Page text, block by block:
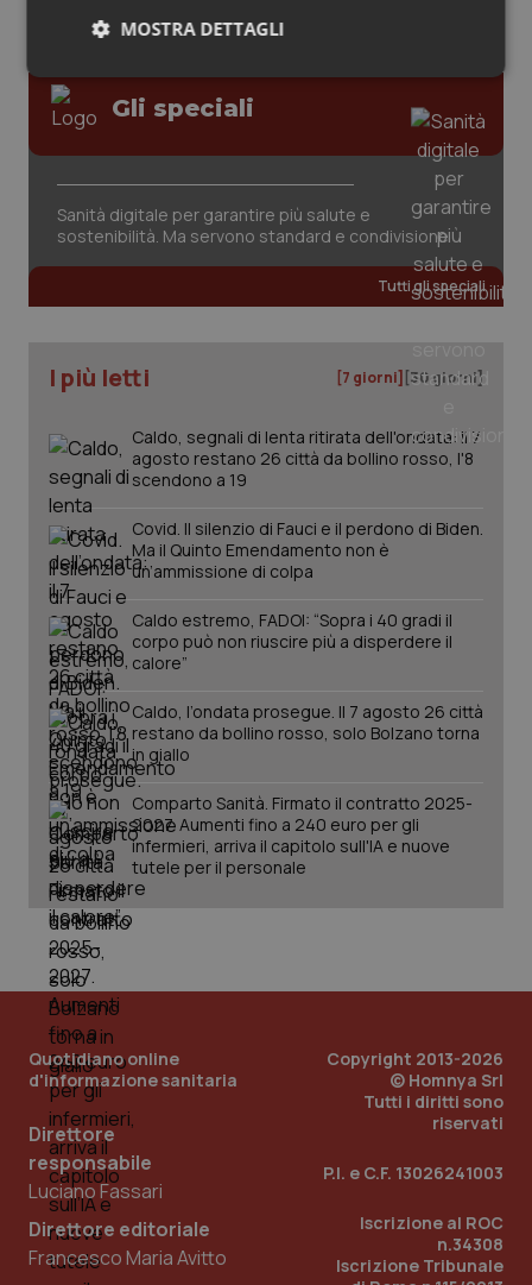
Sicilia
Toscana
Umbria
Valle D’Aosta
Neuroscienze & patologie neurodegenerative
Obesità
Oftalmologia
Oncodermatologia
Quotidiano Cardiologia
Quotidiano Chirurgia
Quotidiano Oncologia
Quotidiano Pediatria
Rene & patologie urogenitali
Salute orale & impianti
Sangue & coagulazione
Tiroide
Tumore al seno
Tumore ovarico
Tumori del Polmone & Testa Collo
Tumori gastrointestinali
Ulcera & Reflusso
Vaccini
Gli speciali
Sanità digitale per garantire più salute e
sostenibilità. Ma servono standard e condivisione
Tutti gli speciali
I più letti [7 giorni] [30 giorni]
Caldo, segnali di lenta ritirata dell'ondata: il 7
agosto restano 26 città da bollino rosso, l'8
scendono a 19
Covid. Il silenzio di Fauci e il perdono di Biden.
Ma il Quinto Emendamento non è
un’ammissione di colpa
Caldo estremo, FADOI: “Sopra i 40 gradi il
corpo può non riuscire più a disperdere il
calore”
Caldo, l’ondata prosegue. Il 7 agosto 26 città
restano da bollino rosso, solo Bolzano torna
in giallo
Comparto Sanità. Firmato il contratto 2025-
2027. Aumenti fino a 240 euro per gli
infermieri, arriva il capitolo sull'IA e nuove
tutele per il personale
Quotidiano online
d'informazione sanitaria
Direttore
responsabile
Luciano Fassari
Direttore editoriale
Francesco Maria Avitto
Copyright 2013-2026
© Homnya Srl
Tutti i diritti sono
riservati
P.I. e C.F. 13026241003
Iscrizione al ROC
n.34308
Iscrizione Tribunale
MOSTRA DETTAGLI
Necessari Statistici Marketing
Necessari Statistici Marketing
I cookie necessari contribuiscono a rendere fruibile il
sito web abilitandone funzionalità di base quali la
funzionare correttamente senza questi cookie.
VISITOR_PRIVACY_METADATA
YouTube
.youtube.com
CookieScriptConsent
CookieScript
www.quotidianosanita.it
tracking-sites-ironfish-
tracking-enable
www.quotidianosanita.it
tracking-sites-ironfish-
www.quotidianosanita.it